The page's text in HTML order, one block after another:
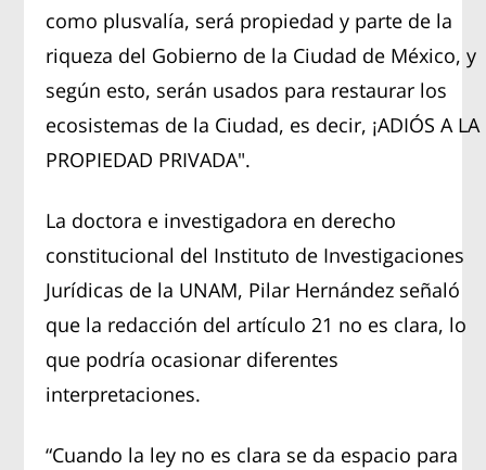
como plusvalía, será propiedad y parte de la
riqueza del Gobierno de la Ciudad de México, y
según esto, serán usados para restaurar los
ecosistemas de la Ciudad, es decir, ¡ADIÓS A LA
PROPIEDAD PRIVADA".
La doctora e investigadora en derecho
constitucional del Instituto de Investigaciones
Jurídicas de la UNAM, Pilar Hernández señaló
que la redacción del artículo 21 no es clara, lo
que podría ocasionar diferentes
interpretaciones.
“Cuando la ley no es clara se da espacio para